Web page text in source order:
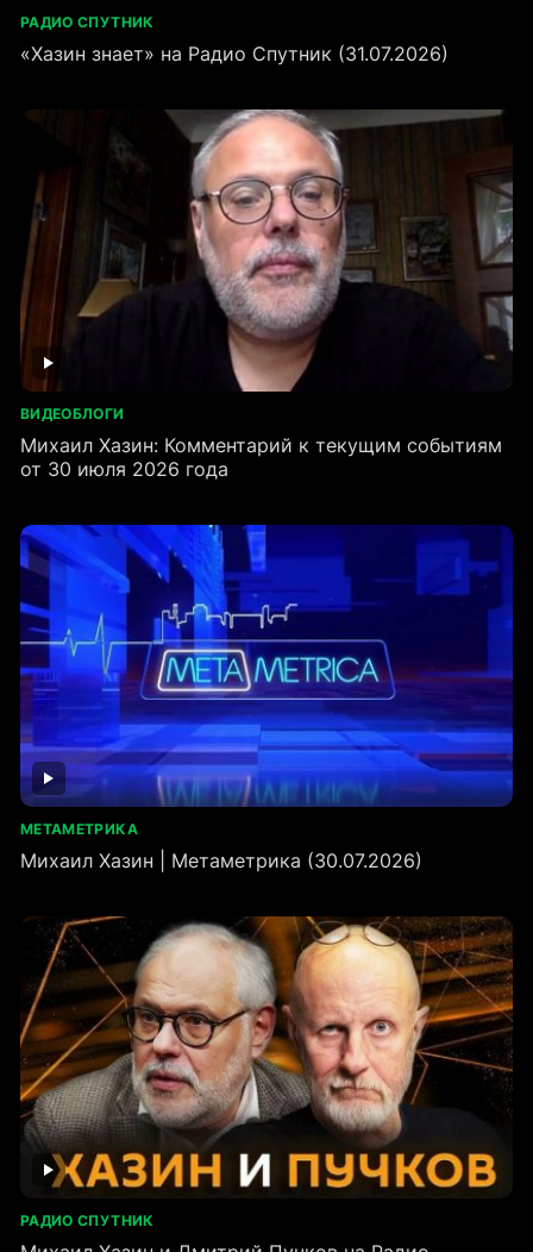
РАДИО СПУТНИК
«Хазин знает» на Радио Спутник (31.07.2026)
ВИДЕОБЛОГИ
Михаил Хазин: Комментарий к текущим событиям
от 30 июля 2026 года
МЕТАМЕТРИКА
Михаил Хазин | Метаметрика (30.07.2026)
РАДИО СПУТНИК